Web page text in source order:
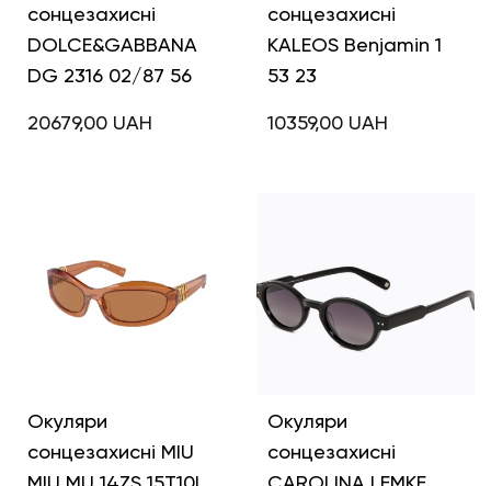
сонцезахисні
DOLCE&GABBANA
DG 2316 02/87 56
20679,00 UAH
сонцезахисні
KALEOS Benjamin 1
53 23
10359,00 UAH
Окуляри
сонцезахисні MIU
Окуляри
сонцезахисні